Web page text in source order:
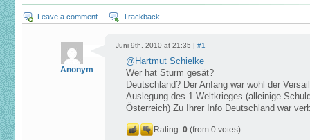
Leave a comment Trackback
Anonym
Juni 9th, 2010 at 21:35 | #1
@ Hartmut Schielke
Wer hat Sturm gesät?
Deutschland? Der Anfang war wohl der
Auslegung des 1 Weltkrieges (alleinige
Österreich) Zu Ihrer Info Deutschland war
Rating: 0 (from 0 votes)